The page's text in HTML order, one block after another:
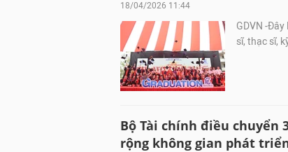
18/04/2026 11:44
GDVN -
sĩ, thạc sĩ,
Bộ Tài chính điều chuyển
rộng không gian phát